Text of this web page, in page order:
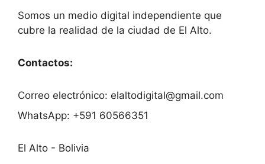
Somos un medio digital independiente que
cubre la realidad de la ciudad de El Alto.
Contactos:
Correo electrónico: elaltodigital@gmail.com
WhatsApp: +591 60566351
El Alto - Bolivia